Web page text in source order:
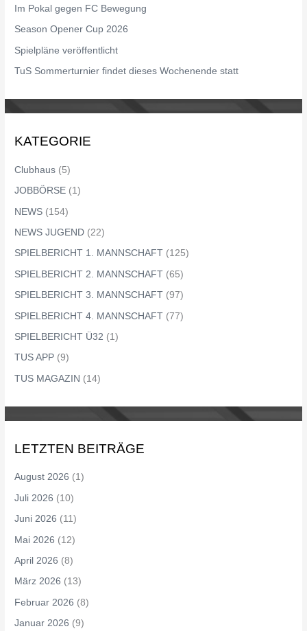
h
:
Im Pokal gegen FC Bewegung
Season Opener Cup 2026
Spielpläne veröffentlicht
TuS Sommerturnier findet dieses Wochenende statt
KATEGORIE
Clubhaus (5)
JOBBÖRSE (1)
NEWS (154)
NEWS JUGEND (22)
SPIELBERICHT 1. MANNSCHAFT (125)
SPIELBERICHT 2. MANNSCHAFT (65)
SPIELBERICHT 3. MANNSCHAFT (97)
SPIELBERICHT 4. MANNSCHAFT (77)
SPIELBERICHT Ü32 (1)
TUS APP (9)
TUS MAGAZIN (14)
LETZTEN BEITRÄGE
August 2026 (1)
Juli 2026 (10)
Juni 2026 (11)
Mai 2026 (12)
April 2026 (8)
März 2026 (13)
Februar 2026 (8)
Januar 2026 (9)